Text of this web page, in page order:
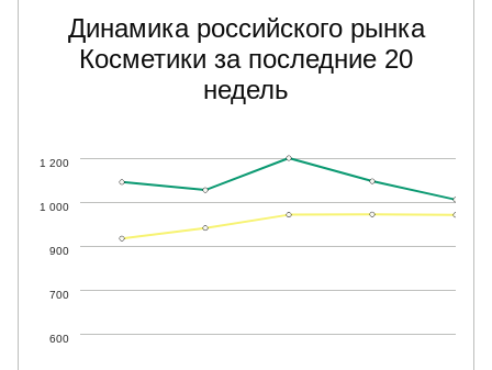
Динамика российского рынка
Косметики за последние 20
недель